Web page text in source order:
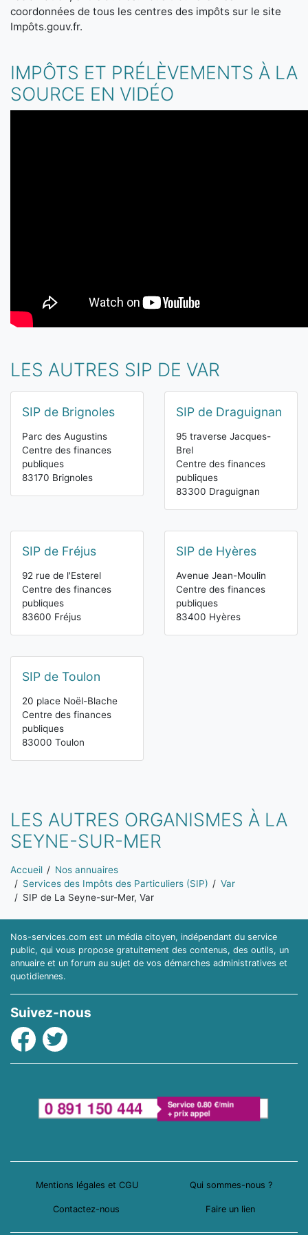
coordonnées de tous les centres des impôts sur le site
Impôts.gouv.fr.
IMPÔTS ET PRÉLÈVEMENTS À LA
SOURCE EN VIDÉO
LES AUTRES SIP DE VAR
SIP de Brignoles
Parc des Augustins
Centre des finances
publiques
83170 Brignoles
SIP de Draguignan
95 traverse Jacques-
Brel
Centre des finances
publiques
83300 Draguignan
SIP de Fréjus
92 rue de l'Esterel
Centre des finances
publiques
83600 Fréjus
SIP de Hyères
Avenue Jean-Moulin
Centre des finances
publiques
83400 Hyères
SIP de Toulon
20 place Noël-Blache
Centre des finances
publiques
83000 Toulon
LES AUTRES ORGANISMES À LA
SEYNE-SUR-MER
Vous êtes ici:
Accueil
Nos annuaires
Services des Impôts des Particuliers (SIP)
Var
SIP de La Seyne-sur-Mer, Var
Nos-services.com est un média citoyen, indépendant du service
public, qui vous propose gratuitement des contenus, des outils, un
annuaire et un forum au sujet de vos démarches administratives et
quotidiennes.
Suivez-nous
Facebook
Twitter
Mentions légales et CGU Qui sommes-nous ?
Contactez-nous Faire un lien